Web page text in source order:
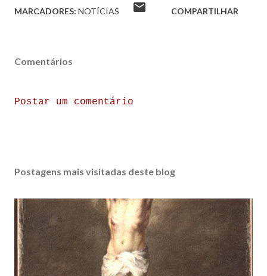
MARCADORES: NOTÍCIAS COMPARTILHAR
Comentários
Postar um comentário
Postagens mais visitadas deste blog